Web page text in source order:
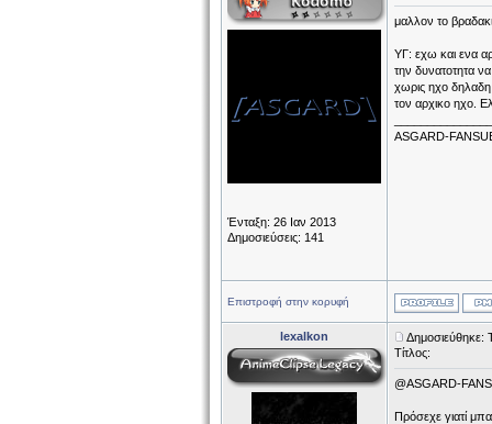
Ένταξη: 26 Ιαν 2013
Δημοσιεύσεις: 141
μαλλον το
ΥΓ: εχω και ενα
την δυνατοτητα
χωρις ηχο
τον αρχικο ηχο.
ASGARD-
Επιστροφή στην κορυφή
lexalkon
Δημοσιεύθηκε:
Τίτλος:
@ASGARD-
Πρόσεχε γιατί